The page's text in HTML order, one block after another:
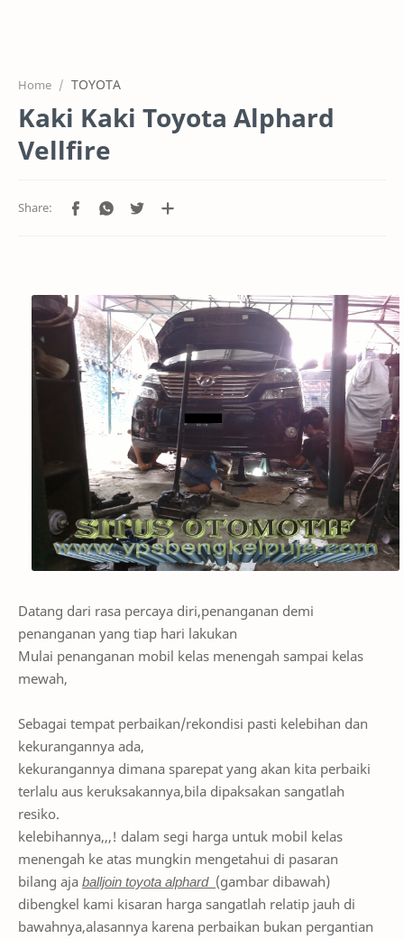
PROJEK
RTL MODE
Home TOYOTA
Kaki Kaki Toyota Alphard
Vellfire
Datang dari rasa percaya diri,penanganan demi
penanganan yang tiap hari lakukan
Mulai penanganan mobil kelas menengah sampai kelas
mewah,
Sebagai tempat perbaikan/rekondisi pasti kelebihan dan
kekurangannya ada,
kekurangannya dimana sparepat yang akan kita perbaiki
terlalu aus keruksakannya,bila dipaksakan sangatlah
resiko.
kelebihannya,,,! dalam segi harga untuk mobil kelas
menengah ke atas mungkin mengetahui di pasaran
bilang aja balljoin toyota alphard (gambar dibawah)
dibengkel kami kisaran harga sangatlah relatip jauh di
bawahnya,alasannya karena perbaikan bukan pergantian